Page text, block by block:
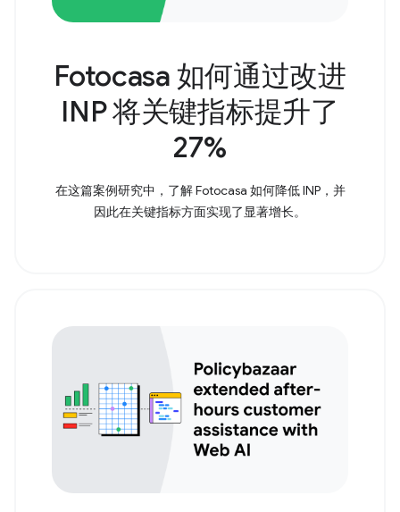
Fotocasa 如何通过改进
INP 将关键指标提升了
27%
在这篇案例研究中，了解 Fotocasa 如何降低 INP，并
因此在关键指标方面实现了显著增长。